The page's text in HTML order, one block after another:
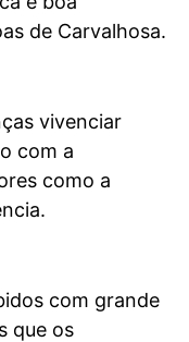
de Carvalhosa.
vivenciar
com a
como a
com grande
que os